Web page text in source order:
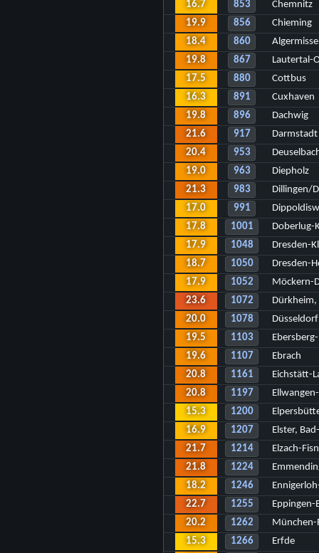
16.7 853
Chemnitz
19.9
856
Chieming
18.4
860
19.8
867
Lautertal-
17.5
880
Cottbus
16.3
891
Cuxhaven
19.8
896
Dachwig
21.6
917
Darmstadt
20.4
953
19.0
963
Diepholz
21.3
983
Dillingen/
17.0
991
17.8
1001
Doberlug-
17.9
1048
Dresden-
18.7
1050
Dresden-
17.9
1052
Möckern-
23.6
1072
Dürkheim,
20.0
1078
Düsseldorf
19.5
1103
19.6
1107
Ebrach
20.8
1161
Eichstätt-
20.8
1197
15.3
1200
16.9
1207
Elster,
21.7
1214
Elzach-
21.8
1224
18.2
1246
22.7
1255
Eppingen-
20.2
1262
München-
15.3
1266
Erfde